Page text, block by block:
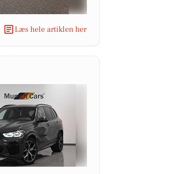
Læs hele artiklen her